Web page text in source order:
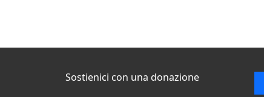
Sostienici con una donazione